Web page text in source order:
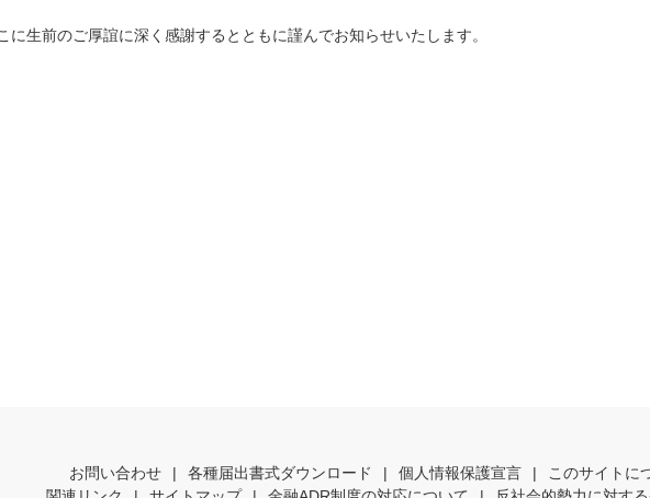
に生前のご厚誼に深く感謝するとともに謹んでお知らせいたします。
お問い合わせ | 各種届出書式ダウンロード | 個人情報保護宣言 |
このサイトに